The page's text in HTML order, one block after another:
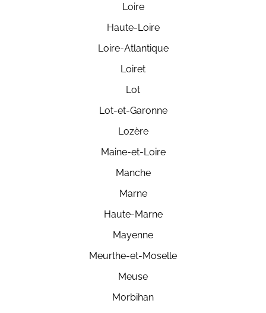
Loire
Haute-Loire
Loire-Atlantique
Loiret
Lot
Lot-et-Garonne
Lozère
Maine-et-Loire
Manche
Marne
Haute-Marne
Mayenne
Meurthe-et-Moselle
Meuse
Morbihan